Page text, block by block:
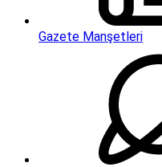
Gazete Manşetleri